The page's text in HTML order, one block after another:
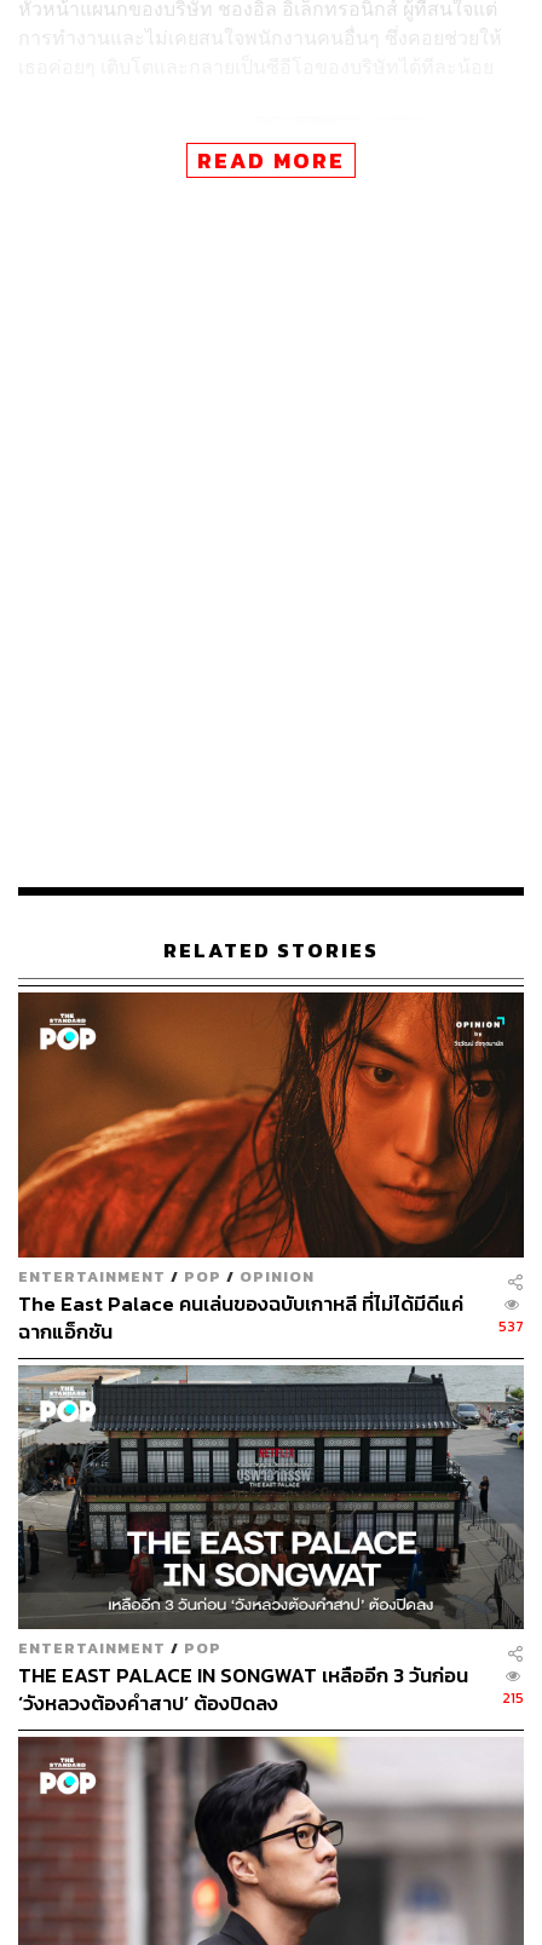
หัวหน้าแผนกของบริษัท ชองอิล อิเล็กทรอนิกส์ ผู้ที่สนใจแต่
การทำงานและไม่เคยสนใจพนักงานคนอื่นๆ ซึ่งคอยช่วยให้
และสัมพันธ์กับคนหลายคนเลยค่ะ แต่เนื่องจากตัวฉันเองไม่
ยากในการทำความเข้าใจกับความรู้สึกของอีซอนชิม แต่ฉัน
ก็ได้รับความช่วยเหลือมากมายจากทีมงานค่ะ”
เช่นเดียวกับ คิมซังกยอง ที่กล่าวว่า “ตัวละคร ยูจินอุก ของผม
นั้นมีความเหมือนจริงราวกับสร้างจากชีวิตจริงเลยครับ ซึ่งผม
รู้สึกประทับใจกับตัวละครของผมมาก และถึงแม้ว่าจะเป็นซี
รีส์ แต่ผมจะทำให้Miss Leeสมจริงที่สุด จากการแสดงที่ใส่
รายละเอียดเล็กๆ น้อยๆ ในชีวิตจริงของพวกเราทุกคนครับ”
และเนื่องจาก Miss Leeเป็นซีรีส์ที่เล่าเรื่องราวที่เกิดขึ้น
READ MORE
RELATED STORIES
ENTERTAINMENT / POP / OPINION
The East Palace คนเล่นของฉบับเกาหลี ที่ไม่ได้มีดีแค่
ฉากแอ็กชัน
537
ENTERTAINMENT / POP
THE EAST PALACE IN SONGWAT เหลืออีก 3 วันก่อน
‘วังหลวงต้องคำสาป’ ต้องปิดลง
215